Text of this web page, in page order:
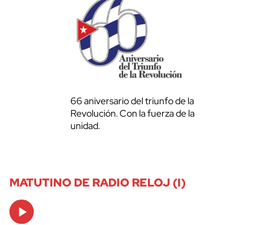
66 aniversario del triunfo de la
Revolución. Con la fuerza de la
unidad.
MATUTINO DE RADIO RELOJ (I)
Audio
Player